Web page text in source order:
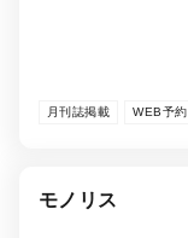
月刊誌掲載 WEB予約
モノリス